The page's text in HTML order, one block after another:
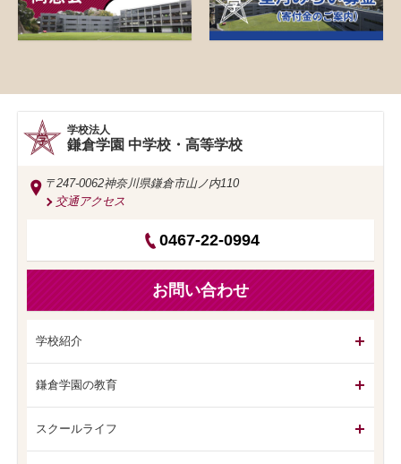
学校法人
鎌倉学園 中学校・高等学校
〒247-0062神奈川県鎌倉市山ノ内110
交通アクセス
0467-22-0994
お問い合わせ
学校紹介
鎌倉学園の教育
スクールライフ